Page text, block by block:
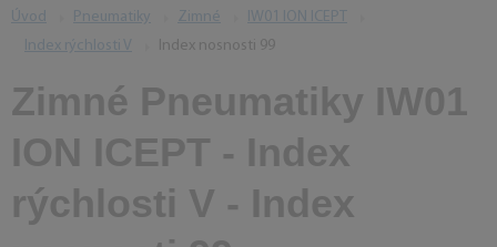
Úvod Pneumatiky Zimné
IW01 ION ICEPT
Index rýchlosti V
Index nosnosti 99
Zimné Pneumatiky IW01
ION ICEPT - Index
rýchlosti V - Index